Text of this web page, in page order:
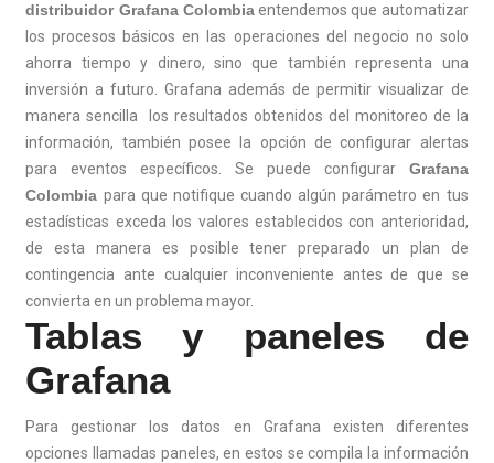
distribuidor Grafana Colombiaentendemos que automatizar
los procesos básicos en las operaciones del negocio no solo
ahorra tiempo y dinero, sino que también representa una
inversión a futuro. Grafana además de permitir visualizar de
manera sencilla los resultados obtenidos del monitoreo de la
información, también posee la opción de configurar alertas
para eventos específicos. Se puede configurar Grafana
Colombia para que notifique cuando algún parámetro en tus
estadísticas exceda los valores establecidos con anterioridad,
de esta manera es posible tener preparado un plan de
contingencia ante cualquier inconveniente antes de que se
convierta en un problema mayor.
Tablas y paneles de
Grafana
Para gestionar los datos en Grafana existen diferentes
opciones llamadas paneles, en estos se compila la información